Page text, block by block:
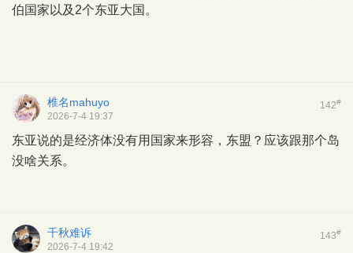
伯国家以及2个东亚大国。
142#
椎名mahuyo
2026-7-4 19:37
东亚说的是经济体没有用国家来形容，东盟？应该跟那个岛
没啥关系。
143#
千秋难诉
2026-7-4 19:42